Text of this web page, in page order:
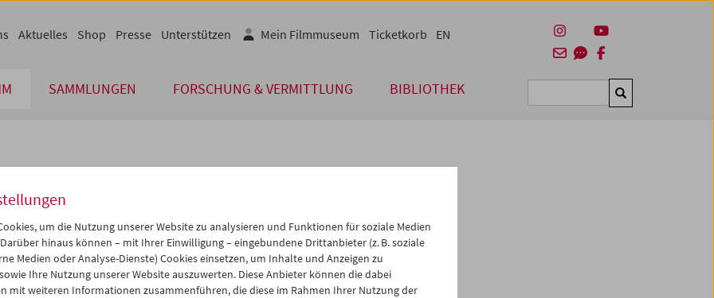
SAMMLUNGEN FORSCHUNG & VERMITTLUNG BIBLIOTHEK Suchen
Aktuelles Shop Presse Unterstützen Mein Filmmuseum Ticketkorb EN
Sep 2014 >>
Mi Do Fr Sa So
03 04 05 06
07
10 11 12 13
14
iCalender
Programmheft-PDF
English language or subtitles
um die Nutzung unserer Website zu analysieren und Funktionen für soziale Medien
hinaus können – mit Ihrer Einwilligung – eingebundene Drittanbieter (z. B. soziale
Medien oder Analyse-Dienste) Cookies einsetzen, um Inhalte und Anzeigen zu
Ihre Nutzung unserer Website auszuwerten. Diese Anbieter können die dabei
mit weiteren Informationen zusammenführen, die diese im Rahmen Ihrer Nutzung der